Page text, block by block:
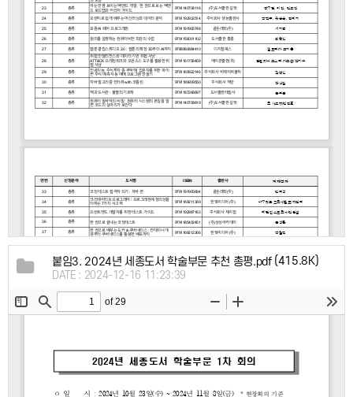
붙임3. 2024년 세종도서 학술부문 추천 총평.pdf(415.8K)
DATE : 2024-12-16 11:23:39